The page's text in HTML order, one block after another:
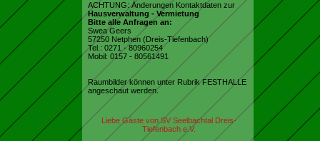
ACHTUNG: Änderungen Kontaktdaten zur
Hausverwaltung - Vermietung
Bitte alle Anfragen an:
Swea Geers
57250 Netphen (Dreis-Tiefenbach)
Tel.: 0271 - 80960254
Mobil: 0157 - 80561491
Raumbilder können unter Rubrik FESTHALLE
angeschaut werden.
Liebe Gäste von SV Seelbachtal Dreis-
Tiefenbach e.V.